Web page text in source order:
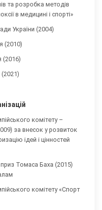
та розробка методів
в медицині і спорті»
України (2004)
(2010)
(2016)
(2021)
комітету –
за внесок у розвиток
ідей і цінностей
Томаса Баха (2015)
комітету «Спорт